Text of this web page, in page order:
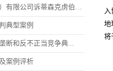
限公司诉蒂森克虏伯冶...
典型案例
断和反不正当竞争典...
案例评析
地
将